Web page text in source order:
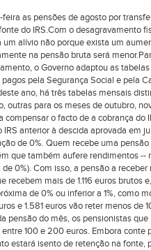
as pensões de agosto por
do IRS.Com o desagravamento
alívio não porque exista um
na pensão bruta será
o Governo adaptou as
pela Segurança Social e pela
ano, há três tabelas mensais
outras para os meses de outubro,
o facto de a cobrança
anterior à descida aprovada em
de 0%. Quem recebe uma
que também aufere rendimentos --
0%). Com isso, a pensão a
recebem mais de 1.116 euros
de 0% ou inferior a 1%, como
e 1.581 euros vão reter menos
pensão do mês, os pensionistas
100 e 200 euros. Embora conte
estará isento de retenção na fonte,